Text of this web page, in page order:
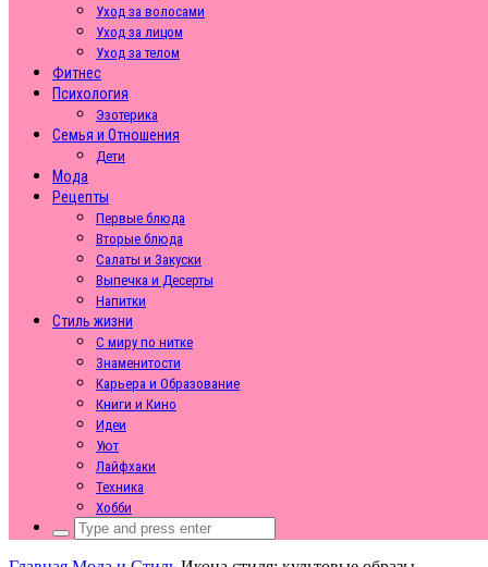
Уход за волосами
Уход за лицом
Уход за телом
Фитнес
Психология
Эзотерика
Семья и Отношения
Дети
Мода
Рецепты
Первые блюда
Вторые блюда
Салаты и Закуски
Выпечка и Десерты
Напитки
Стиль жизни
С миру по нитке
Знаменитости
Карьера и Образование
Книги и Кино
Идеи
Уют
Лайфхаки
Техника
Хобби
Search
for: